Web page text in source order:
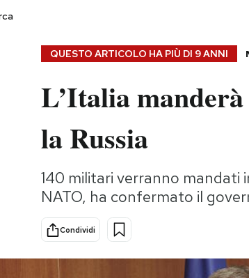
Storie/Idee
Ok Boomer!
Altrecose
QUESTO ARTICOLO HA PIÙ DI 9 ANNI
L’Italia
la Russia
140 militari verranno mandati
NATO, ha confermato il
Condividi